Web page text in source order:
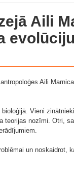
Aili
Aili
Vieni
teorijas nozīmi. Otri,
un noskaidrot,